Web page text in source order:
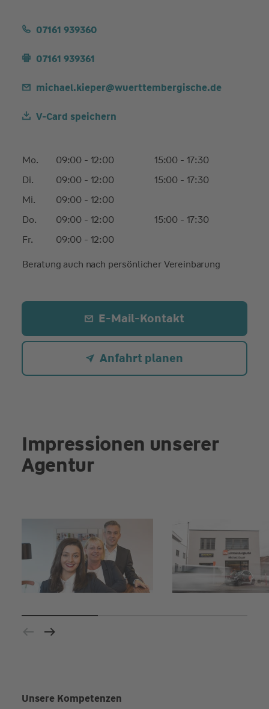
07161 939360
07161 939361
michael.kieper@wuerttembergische.de
V-Card speichern
Mo. 09:00 - 12:00
15:00 - 17:30
Di.
09:00 - 12:00
15:00 - 17:30
Mi.
09:00 - 12:00
Do.
09:00 - 12:00
15:00 - 17:30
Fr.
09:00 - 12:00
Beratung auch nach persönlicher Vereinbarung
E-Mail-Kontakt
Anfahrt planen
Impressionen unserer
Agentur
Unsere Kompetenzen